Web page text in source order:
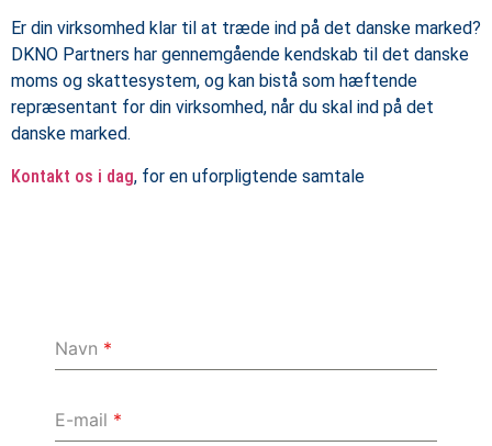
Er din virksomhed klar til at træde ind på det danske marked?
DKNO Partners har gennemgående kendskab til det danske
moms og skattesystem, og kan bistå som hæftende
repræsentant for din virksomhed, når du skal ind på det
danske marked.
Kontakt os i dag, for en uforpligtende samtale
Navn *
E-mail *